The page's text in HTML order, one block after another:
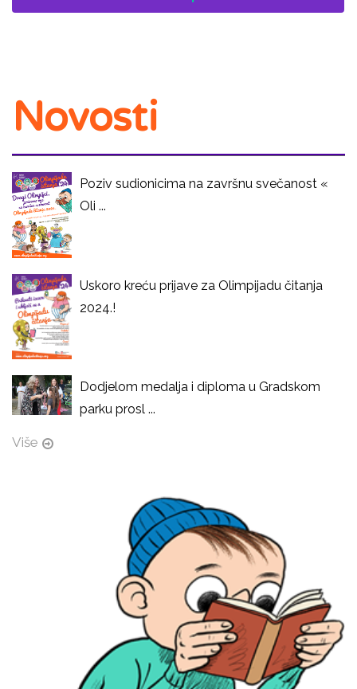
Novosti
Poziv sudionicima na završnu svečanost «
Oli ...
Uskoro kreću prijave za Olimpijadu čitanja
2024.!
Dodjelom medalja i diploma u Gradskom
parku prosl ...
Više